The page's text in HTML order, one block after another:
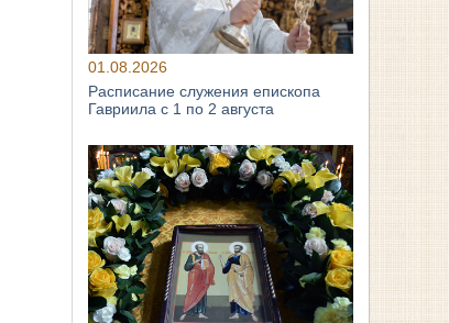
01.08.2026
Расписание служения епископа
Гавриила с 1 по 2 августа